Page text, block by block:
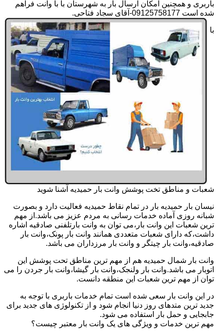
باربری و همچنین امکان ارسال بار به شهرستان با با وانت فراهم
شده است 09125758177-آقای سجاد فتاحی.
با
شعبات و مناطق تخت پوشش وانت بار حمیدیه آشنا شوید
نیسان بار حمیدیه بار در تمام نقاط حمیدیه فعالیت دارد و بصورت
شبانه روزی آماده خدمات رسانی به مردم عزیز می باشد.از مهم
ترین شعبات این وانت بار،می توان به وانت بارتلفنی صادقیه اشاره
داشت،که دارای شعبات متعددی همانند وانت بار پونک،وانت بار
صادقیه،وانت بار چیتگر و وانت بار مرزداران می باشد.
وانت بار شمال حمیدیه هم از مهم ترین مناطق تحت پوشش این
اتوبار می باشد.وانت بار ولنجک،وانت بار گیشا،وانت بار جردن را می
توان از مهم ترین شعبات این منطقه دانست.
در این وانت بار سعی شده است تمام خدمات باربری با توجه به
جدید ترین متدهای روز دنیا انجام شود و از تکنولوژی های جدید برای
جابجایی و حمل بار استفاده می شود.
مهم ترین خدمات و ویژگی های یک وانت بار معتبر چیست؟